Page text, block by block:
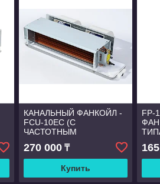
КАНАЛЬНЫЙ ФАНКОЙЛ -
FCU-10EC (С
ЧАСТОТНЫМ
УПРАВЛЕНИЕМ С EC-
МОТОРОМ)
270 000₸
Купить
FP-